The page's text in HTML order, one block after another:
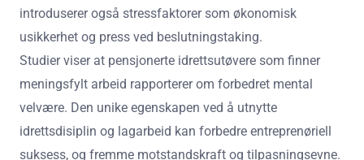
introduserer også stressfaktorer som økonomisk
usikkerhet og press ved beslutningstaking.
Studier viser at pensjonerte idrettsutøvere som finner
meningsfylt arbeid rapporterer om forbedret mental
velvære. Den unike egenskapen ved å utnytte
idrettsdisiplin og lagarbeid kan forbedre entreprenøriell
suksess, og fremme motstandskraft og tilpasningsevne.